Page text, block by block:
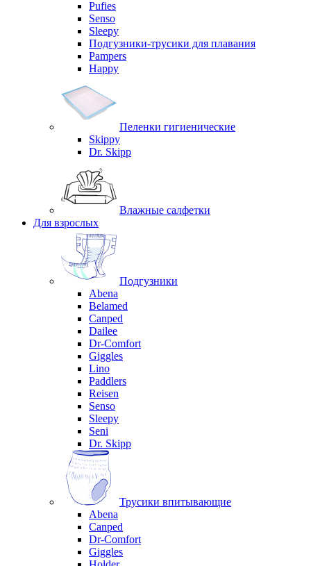
Pufies
Senso
Sleepy
Подгузники-трусики для плавания
Pampers
Happy
Пеленки гигиенические
Skippy
Dr. Skipp
Влажные салфетки
Для взрослых
Подгузники
Abena
Belamed
Canped
Dailee
Dr-Comfort
Giggles
Lino
Paddlers
Reisen
Senso
Sleepy
Seni
Dr. Skipp
Трусики впитывающие
Abena
Canped
Dr-Comfort
Giggles